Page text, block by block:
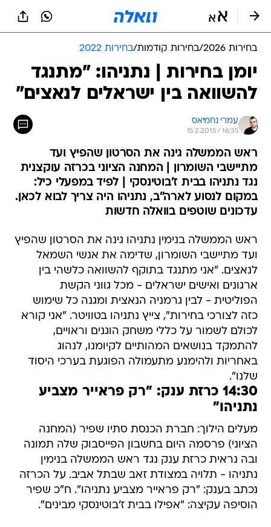
בחירות 2026 /בחירות קודמות/בחירות 2022
יומן בחירות | נתניהו: "מתנגד
להשוואה בין ישראלים לנאצים"
עמרי נחמיאס
15.2.2015 / 16:35
ראש הממשלה גינה את הסרטון שהפיץ ועד
מתיישבי השומרון | המחנה הציוני בכרזה עוקצנית
נגד נתניהו בבית ז'בוטינסקי | לפיד במפעלי כיל:
במקום לנסוע לארה"ב, נתניהו היה צריך לבוא לכאן.
עדכונים שוטפים בוואלה חדשות
ראש הממשלה בנימין נתניהו גינה את הסרטון שהפיץ
ועד מתיישבי השומרון, שדימה את אנשי השמאל
לנאצים. "אני מתנגד בתוקף להשוואה כלשהי בין
ארגונים ואישים ישראלים - מכל גווני הקשת
הפוליטית - לבין גרמניה הנאצית ומגנה כל שימוש
כזה לצורכי בחירות", צייץ נתניהו בטוויטר. "אני קורא
לכולם לשמור על כללי משחק הוגנים וראויים,
להתמקד בנושאים המהותיים לקיומנו, לנהוג
באחריות ולהימנע מתעמולה הפוגעת בערכי היסוד
שלנו".
14:30 כרזת ענק: "רק פראייר מצביע
נתניהו"
מעלים הילוך: חברת הכנסת סתיו שפיר (המחנה
הציוני) פרסמה היום בחשבון הפייסבוק שלה תמונה
ובה נראית כרזת ענק נגד ראש הממשלה בנימין
נתניהו - תלויה במצודת זאב שבתל אביב. על הכרזה
נכתב בענק: "רק פראייר מצביע נתניהו". ח"כ שפיר
הוסיפה עקיצה: "אפילו בבית ז'בוטינסקי מבינים".